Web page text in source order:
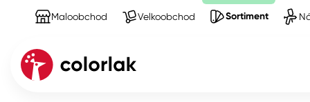
Maloobchod Velkoobchod Sortiment